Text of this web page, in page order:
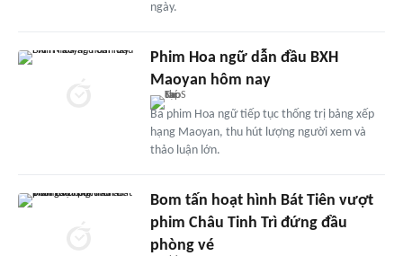
ngày.
Phim Hoa ngữ dẫn đầu BXH
Maoyan hôm nay
Ba phim Hoa ngữ tiếp tục thống trị bảng xếp
hạng Maoyan, thu hút lượng người xem và
thảo luận lớn.
Bom tấn hoạt hình Bát Tiên vượt
phim Châu Tinh Trì đứng đầu
phòng vé